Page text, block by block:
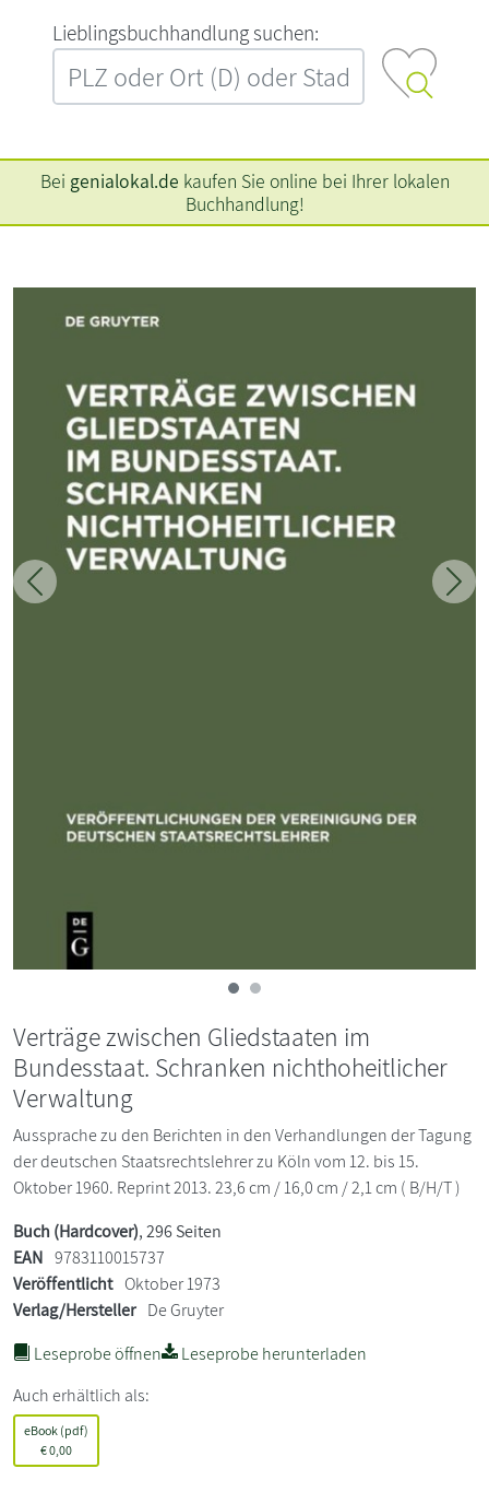
L‍i‍e‍b‍l‍i‍n‍g‍s‍b‍u‍c‍h‍h‍a‍n‍d‍l‍u‍n‍g‍ ‍s‍u‍c‍h‍e‍n‍:‍
Bei genialokal.de kaufen Sie online bei Ihrer lokalen
Buchhandlung!
Zurück
Verträge zwischen Gliedstaaten im
Bundesstaat. Schranken nichthoheitlicher
Verwaltung
Aussprache zu den Berichten in den Verhandlungen der Tagung
der deutschen Staatsrechtslehrer zu Köln vom 12. bis 15.
Oktober 1960. Reprint 2013. 23,6 cm / 16,0 cm / 2,1 cm ( B/H/T )
Buch (Hardcover), 296 Seiten
EAN 9783110015737
Veröffentlicht Oktober 1973
Verlag/Hersteller De Gruyter
Leseprobe öffnen
Leseprobe herunterladen
Auch erhältlich als:
eBook (pdf)
€0,00